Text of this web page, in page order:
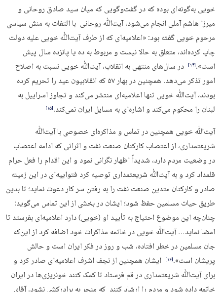
خویی به‌گونه‌ای بوده که در گفت‌وگویی که میان سید صادق روحانی و
میرزا هاشم آملی انجام می‌شود، آیت‌ﷲ روحانی با التفات به منش سیاسی
مرحوم خویی گفته بود: «اعلامیه‌ای که از طرف آیت‌ﷲ خویی علیه دولت
چاپ کرده‌اند، متعلق به حالا نیست و مربوط به ده یا پانزده سال پیش
است».‏[۱۴]‎
در سال‌های منتهی به انقلاب، آیت‌ﷲ خویی نسبت به اصلاح
امور تذکر می‌دهد. همچنین در بهار ۵۷ که انقلابیون عید را تحریم کرده
بودند، آیت‌ﷲ خویی تنها اعلامیه‌ای منتشر می‌کند و تجاوز اسراییل به
لبنان را محکوم می‌کند و اشاره‌ای به مسایل ایران نمی‌کند.‏[۱۵]‎
آیت‌ﷲ خویی همچنین در تماس و مذاکره‌ای خصوصی با آیت‌ﷲ
شریعتمداری، از اعتصاب کارکنان صنعت نفت و اثراتی که ادامه اعتصاب
در وضعیت مردم دارد، شدیداً اظهار نگرانی نمود و این اقدام را فعل حرام
قلمداد کرد و به آیت‌ﷲ شریعتمداری توصیه کرد فتواییه‌ای در این زمینه
صادر و کارکنان متدین صنعت نفت را به رفتن سر کار دعوت نماید؛ تا بدین
طریق حیات مسلمین حفظ شود؛ ایشان در بخشی از این تماس می‌گوید:
چنان‌چه این موضوع احتیاج به تأیید او (خویی) دارد اعلامیه‌ای بفرستد تا
امضا نماید… آیت‌ﷲ خویی در خاتمه مذاکرات خود اضافه کرد از این‌که
جان مسلمین در خطر افتاده، شب و روز در فکر ایران است و حالش
پریشان است».‏[۱۶]‎
ایشان همچنین از نجف اشرف اعلامیه‌ای صادر کرد و
برای آیت‌ﷲ شریعتمداری در قم فرستاد تا کمک کنند خونریزی‌ها در ایران